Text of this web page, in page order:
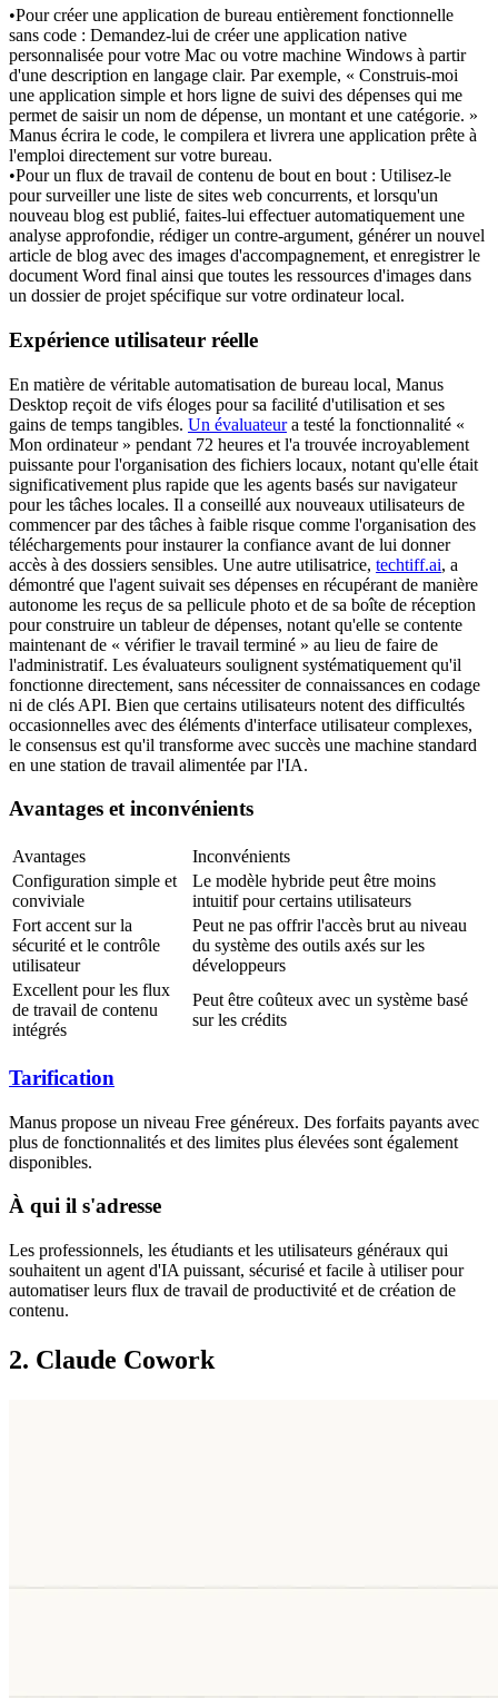
•Pour créer une application de bureau entièrement fonctionnelle
sans code : Demandez-lui de créer une application native
personnalisée pour votre Mac ou votre machine Windows à partir
d'une description en langage clair. Par exemple, « Construis-moi
une application simple et hors ligne de suivi des dépenses qui me
permet de saisir un nom de dépense, un montant et une catégorie. »
Manus écrira le code, le compilera et livrera une application prête à
l'emploi directement sur votre bureau.
•Pour un flux de travail de contenu de bout en bout : Utilisez-le
pour surveiller une liste de sites web concurrents, et lorsqu'un
nouveau blog est publié, faites-lui effectuer automatiquement une
analyse approfondie, rédiger un contre-argument, générer un nouvel
article de blog avec des images d'accompagnement, et enregistrer le
document Word final ainsi que toutes les ressources d'images dans
un dossier de projet spécifique sur votre ordinateur local.
Expérience utilisateur réelle
En matière de véritable automatisation de bureau local, Manus
Desktop reçoit de vifs éloges pour sa facilité d'utilisation et ses
gains de temps tangibles. Un évaluateur a testé la fonctionnalité «
Mon ordinateur » pendant 72 heures et l'a trouvée incroyablement
puissante pour l'organisation des fichiers locaux, notant qu'elle était
significativement plus rapide que les agents basés sur navigateur
pour les tâches locales. Il a conseillé aux nouveaux utilisateurs de
commencer par des tâches à faible risque comme l'organisation des
téléchargements pour instaurer la confiance avant de lui donner
accès à des dossiers sensibles. Une autre utilisatrice, techtiff.ai, a
démontré que l'agent suivait ses dépenses en récupérant de manière
autonome les reçus de sa pellicule photo et de sa boîte de réception
pour construire un tableur de dépenses, notant qu'elle se contente
maintenant de « vérifier le travail terminé » au lieu de faire de
l'administratif. Les évaluateurs soulignent systématiquement qu'il
fonctionne directement, sans nécessiter de connaissances en codage
ni de clés API. Bien que certains utilisateurs notent des difficultés
occasionnelles avec des éléments d'interface utilisateur complexes,
le consensus est qu'il transforme avec succès une machine standard
en une station de travail alimentée par l'IA.
Avantages et inconvénients
Avantages
Inconvénients
Configuration simple et
conviviale
Le modèle hybride peut être moins
intuitif pour certains utilisateurs
Fort accent sur la
sécurité et le contrôle
utilisateur
Peut ne pas offrir l'accès brut au niveau
du système des outils axés sur les
développeurs
Excellent pour les flux
de travail de contenu
intégrés
Peut être coûteux avec un système basé
sur les crédits
Tarification
Manus propose un niveau Free généreux. Des forfaits payants avec
plus de fonctionnalités et des limites plus élevées sont également
disponibles.
À qui il s'adresse
Les professionnels, les étudiants et les utilisateurs généraux qui
souhaitent un agent d'IA puissant, sécurisé et facile à utiliser pour
automatiser leurs flux de travail de productivité et de création de
contenu.
2. Claude Cowork